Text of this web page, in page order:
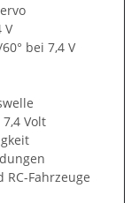
V
bei 7,4 V
Volt
RC-Fahrzeuge